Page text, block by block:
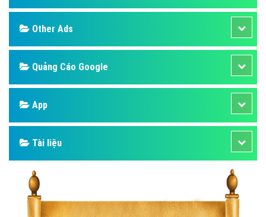
SEO
Banner
Facebook
Google
Bảng giá